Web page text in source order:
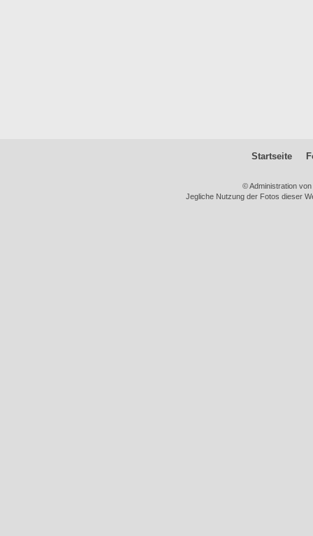
Startseite
© Administration
Jegliche Nutzung der Fotos dieser